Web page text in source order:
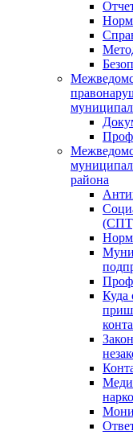
района
Куда